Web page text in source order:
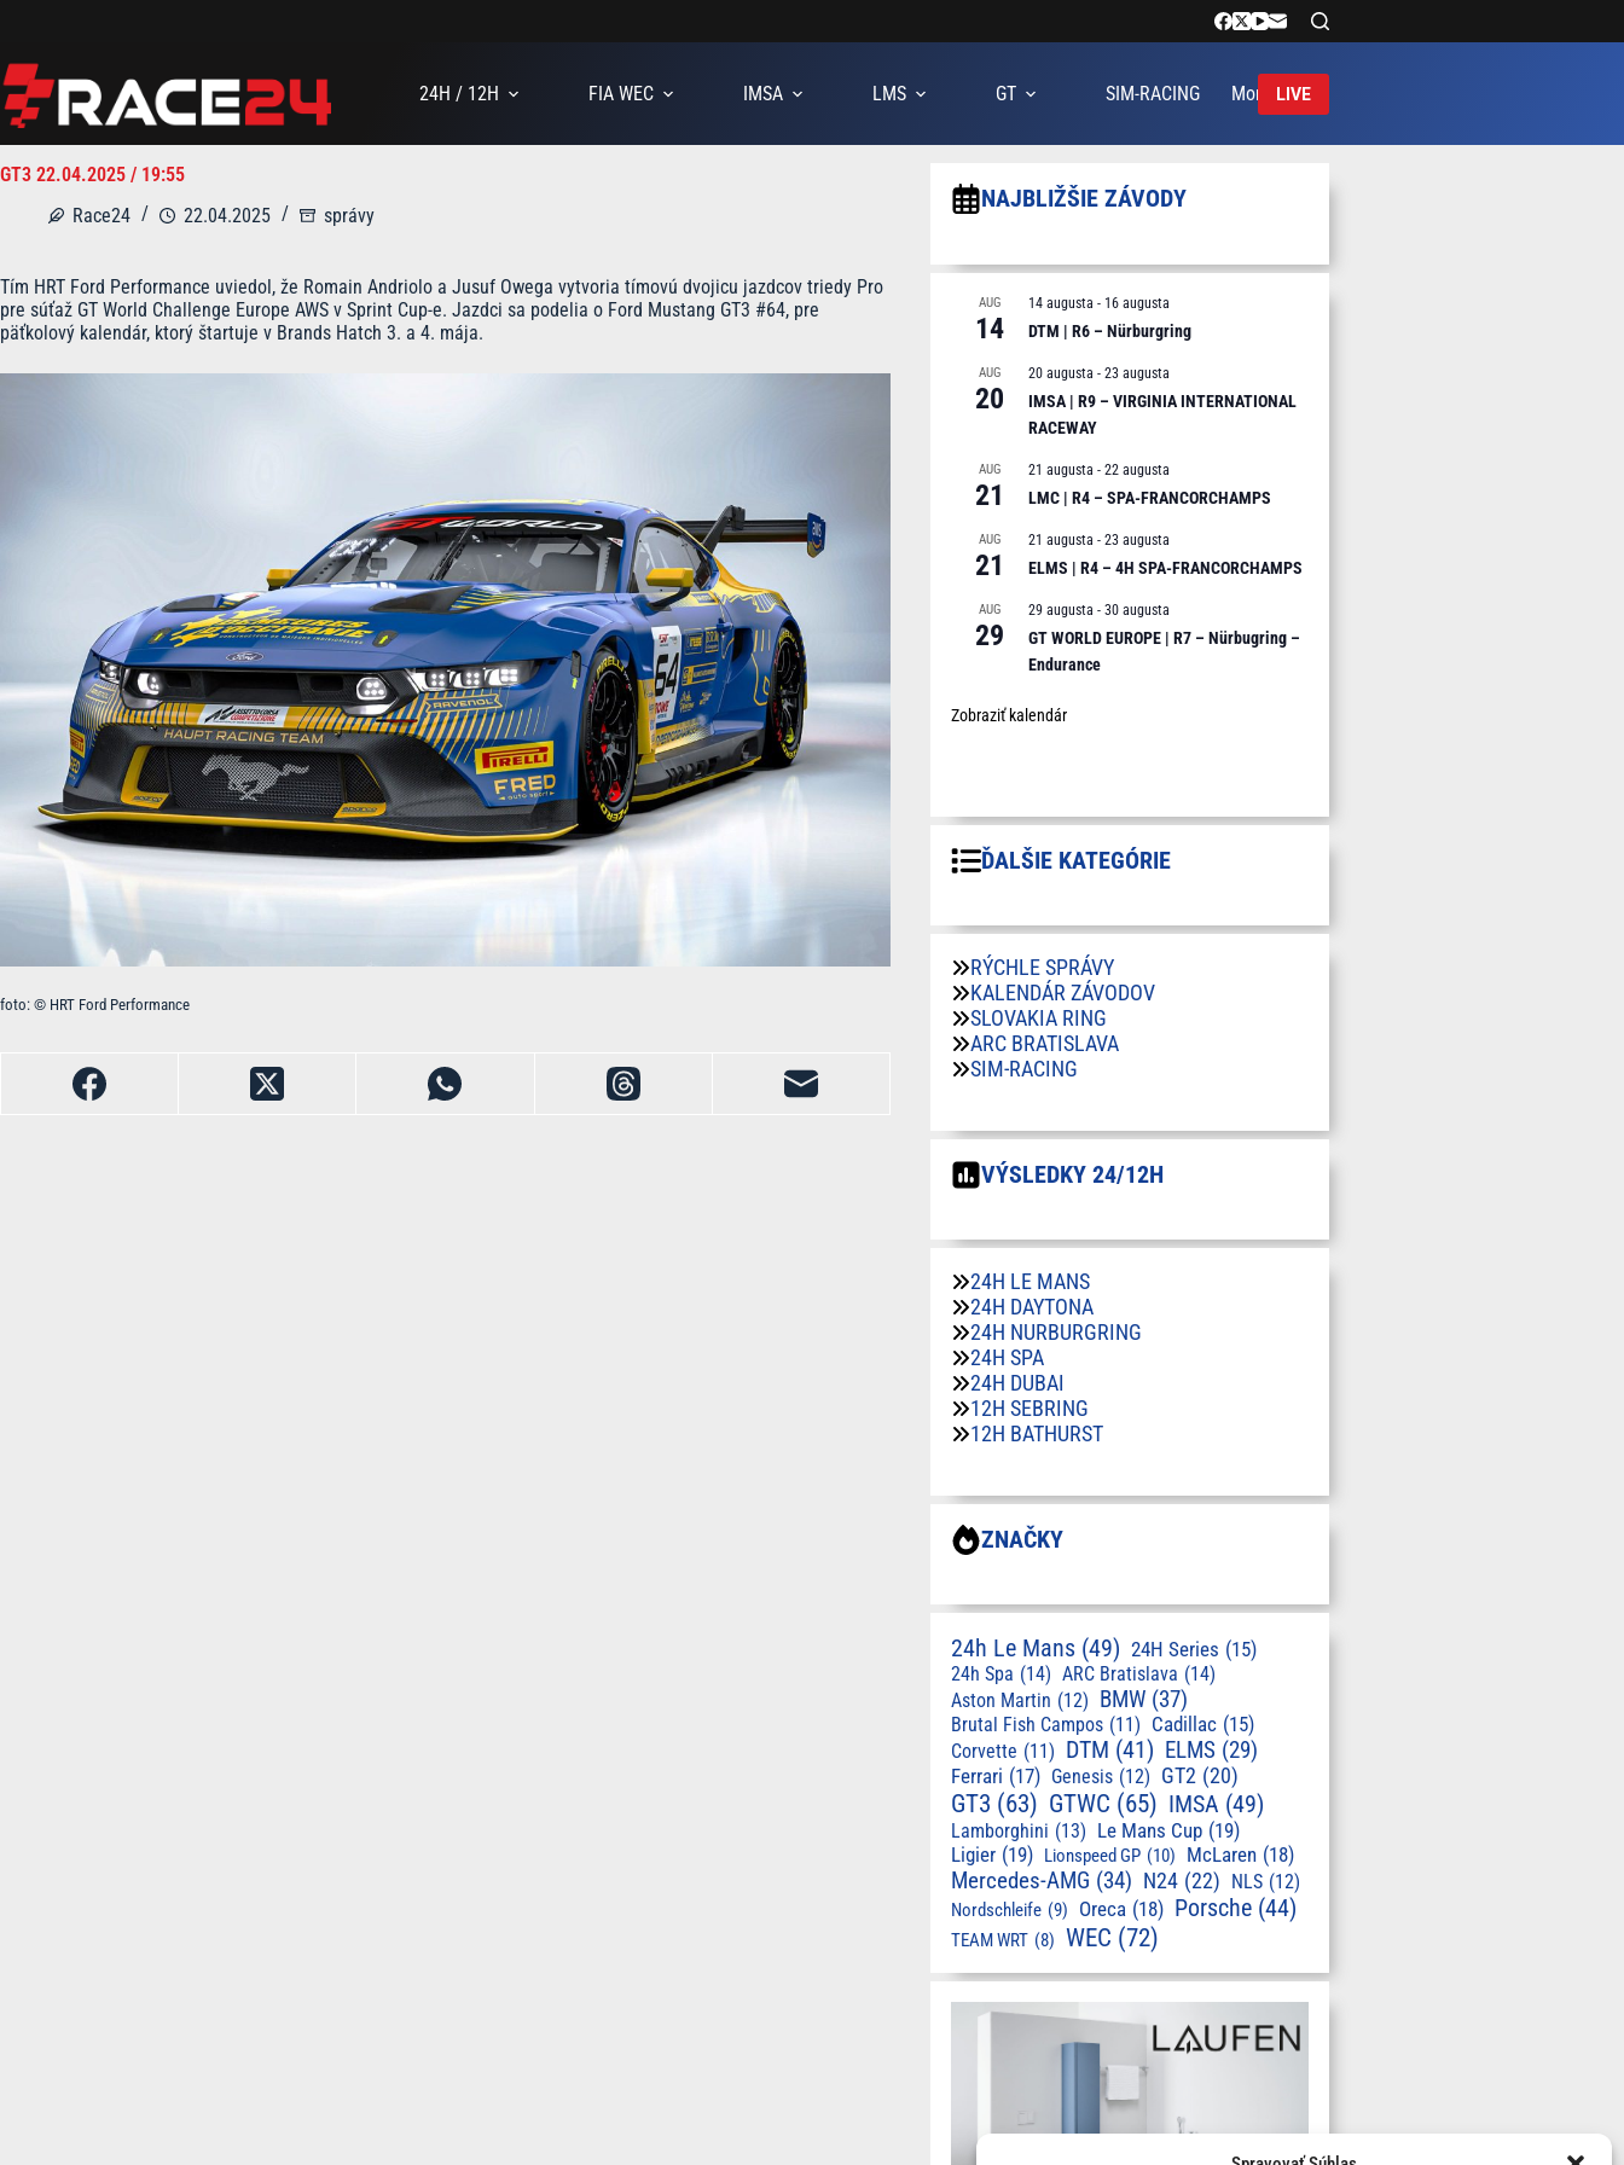
24H / 12H
FIA WEC IMSA LMS GT SIM-RACING More LIVE
GT3 22.04.2025 / 19:55
Race24
22.04.2025 správy
Tím HRT Ford Performance uviedol, že Romain Andriolo a Jusuf Owega vytvoria tímovú dvojicu jazdcov triedy Pro
pre súťaž GT World Challenge Europe AWS v Sprint Cup-e. Jazdci sa podelia o Ford Mustang GT3 #64, pre
päťkolový kalendár, ktorý štartuje v Brands Hatch 3. a 4. mája.
foto: © HRT Ford Performance
NAJBLIŽŠIE ZÁVODY
AUG
14
14 augusta - 16 augusta
DTM | R6 – Nürburgring
AUG
20
20 augusta - 23 augusta
IMSA | R9 – VIRGINIA INTERNATIONAL
RACEWAY
AUG
21
21 augusta - 22 augusta
LMC | R4 – SPA-FRANCORCHAMPS
AUG
21
21 augusta - 23 augusta
ELMS | R4 – 4H SPA-FRANCORCHAMPS
AUG
29
29 augusta - 30 augusta
GT WORLD EUROPE | R7 – Nürbugring –
Endurance
Zobraziť kalendár
ĎALŠIE KATEGÓRIE
RÝCHLE SPRÁVY
KALENDÁR ZÁVODOV
SLOVAKIA RING
ARC BRATISLAVA
SIM-RACING
VÝSLEDKY 24/12H
24H LE MANS
24H DAYTONA
24H NURBURGRING
24H SPA
24H DUBAI
12H SEBRING
12H BATHURST
ZNAČKY
24h Le Mans (49) 24H Series (15)
24h Spa (14) ARC Bratislava (14)
Aston Martin (12) BMW (37)
Brutal Fish Campos (11) Cadillac (15)
Corvette (11) DTM (41) ELMS (29)
Ferrari (17) Genesis (12) GT2 (20)
GT3 (63) GTWC (65) IMSA (49)
Lamborghini (13) Le Mans Cup (19)
Ligier (19) Lionspeed GP (10) McLaren (18)
Mercedes-AMG (34) N24 (22) NLS (12)
Nordschleife (9) Oreca (18) Porsche (44)
TEAM WRT (8) WEC (72)